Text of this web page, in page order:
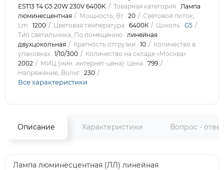
EST13 T4 G5 20W 230V 6400K
Товарная категория
Лампа
люминесцентная
Мощность, Вт 20
Световой поток,
Lm
1200 Цветовая температура 6400К Цоколь G5
Тип светильника_По помещению линейная
двухцокольная
Кратность отгрузки 10
Количество в
упаковках 1/10/300
Количество на складе «Москва»
2002
МИЦ (мин. интернет-цена): Цена
799
Напряжение, Вольт 230
Все характеристики
Описание Характеристики Вопрос -
Лампа люминесцентная (ЛЛ) линейная